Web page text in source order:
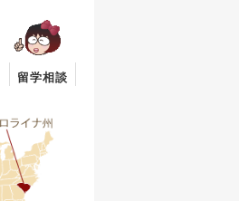
留学相談